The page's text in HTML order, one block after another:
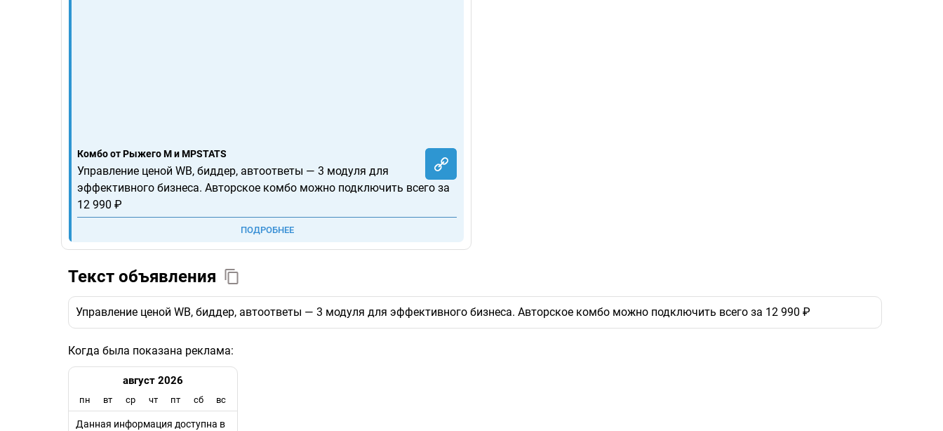
Комбо от Рыжего М и MPSTATS
Управление ценой WB, биддер, автоответы — 3 модуля для
эффективного бизнеса. Авторское комбо можно подключить всего за
12 990 ₽
ПОДРОБНЕЕ
Текст объявления
Управление ценой WB, биддер, автоответы — 3 модуля для эффективного бизнеса. Авторское комбо можно подключить всего за 12 990 ₽
Когда была показана реклама:
август 2026
пн вт ср чт пт сб вс
Данная информация доступна в